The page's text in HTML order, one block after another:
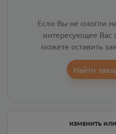
Если Вы не смогли
интересующее Вас
можете оставить
Найти
ИЗМЕНИТЬ